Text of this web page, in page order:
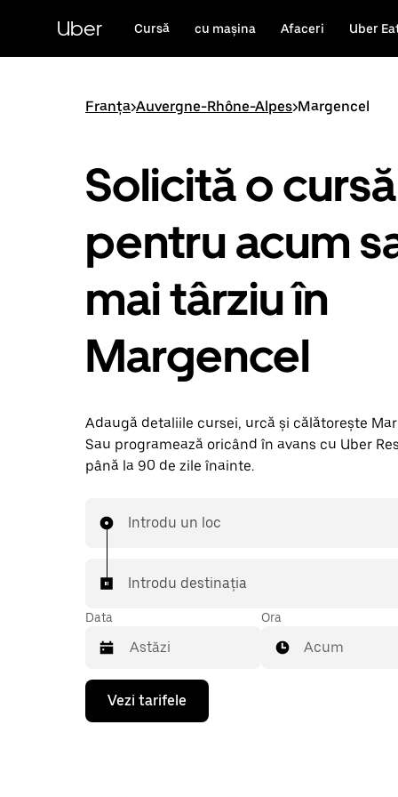
conținutul
principal
Uber Cursă cu mașina Afaceri Uber
Franța>Auvergne-Rhône-Alpes>Margencel
Solicită o cursă
pentru acum
mai târziu în
Margencel
Adaugă detaliile cursei, urcă și călătorește
Sau programează oricând în avans cu Uber
până la 90 de zile înainte.
Introdu un loc
Introdu destinația
Data
Pentru
deschide
Ora
Acum
Vezi tarifele